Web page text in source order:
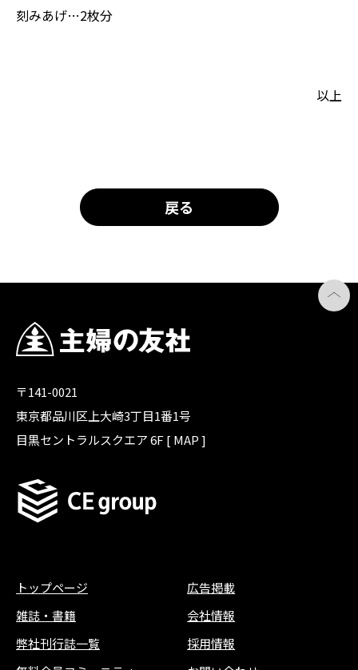
刻みあげ…2枚分
以上
戻る
〒141-0021
東京都品川区上大崎3丁目1番1号
目黒セントラルスクエア 6F [ MAP]
トップページ
雑誌 ・ 書籍
弊社刊行誌一覧
広告掲載
会社情報
採用情報